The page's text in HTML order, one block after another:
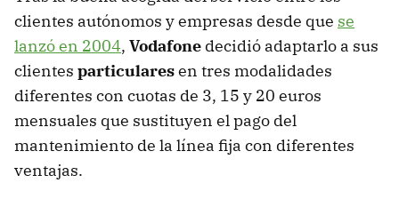
clientes autónomos y empresas desde que se
lanzó en 2004, Vodafone decidió adaptarlo a sus
clientes particularesen tres modalidades
diferentes con cuotas de 3, 15 y 20 euros
mensuales que sustituyen el pago del
mantenimiento de la línea fija con diferentes
ventajas.